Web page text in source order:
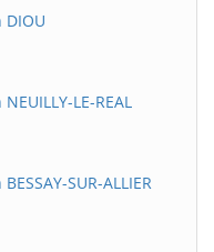
LE-REAL
SUR-ALLIER